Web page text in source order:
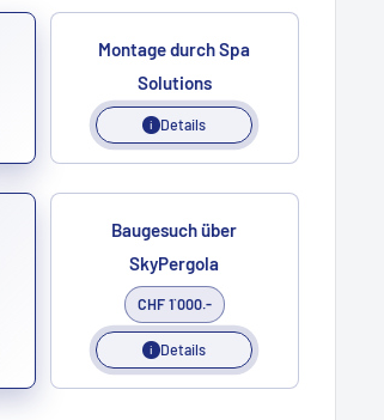
Montage durch Spa
Solutions
i Details
Baugesuch über
SkyPergola
CHF 1`000.-
i Details